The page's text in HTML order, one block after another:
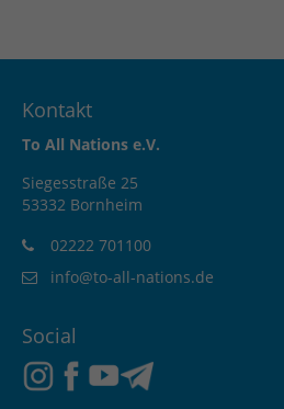
Kontakt
To All Nations e.V.
Siegesstraße 25
53332 Bornheim
02222 701100
info@to-all-nations.de
Social